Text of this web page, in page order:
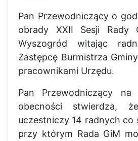
Pan Przewodniczący o
obrady XXII Sesji Rady
Wyszogród witając
Zastępcę Burmistrza
pracownikami Urzędu.
Pan Przewodniczący
obecności stwierdza,
uczestniczy 14 radnych co
przy którym Rada GiM